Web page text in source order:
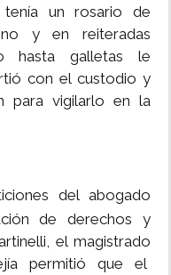
tenía un rosario de
y en reiteradas
hasta galletas le
con el custodio y
para vigilarlo en la
del abogado
de derechos y
el magistrado
permitió que el